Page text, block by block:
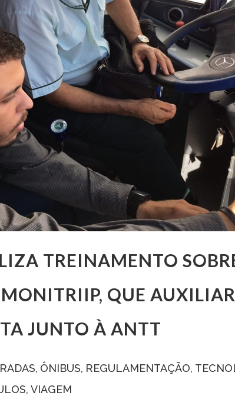
TREINAMENTO
QUE
JUNTO À ANTT
ÔNIBUS REGULAMENTAÇÃO
VIAGEM